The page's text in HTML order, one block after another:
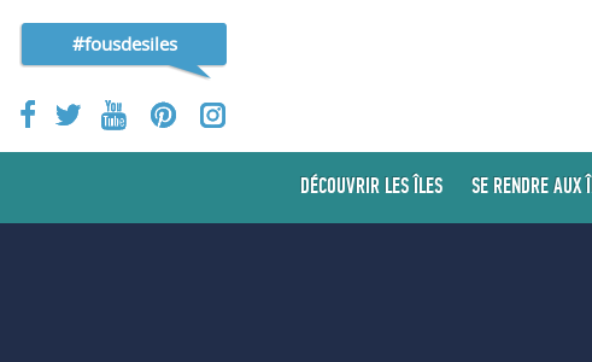
#fousdesiles
DÉCOUVRIR LES ÎLES SE RENDRE AUX